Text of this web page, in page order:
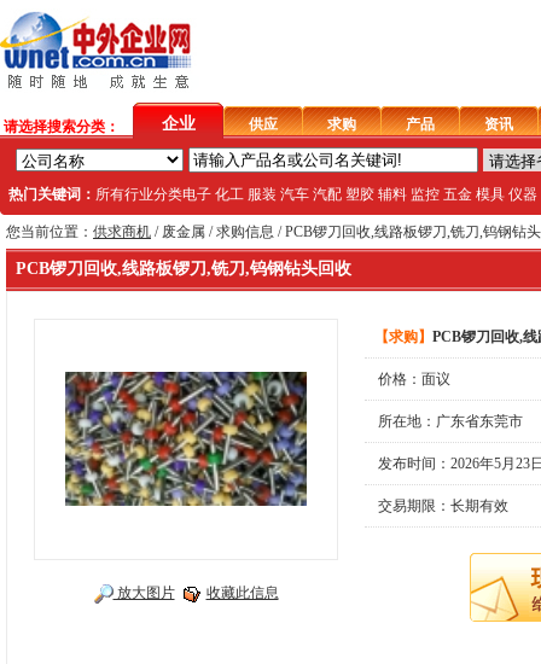
请选择搜索分类： 企业 供应 求购 产品 资讯
热门关键词： 所有行业分类电子 化工 服装 汽车 汽配 塑胶 辅料 监控 五金 模具 仪器
您当前位置： 供求商机 / 废金属 / 求购信息 / PCB锣刀回收,线路板锣刀,铣刀,钨钢钻
PCB锣刀回收,线路板锣刀,铣刀,钨钢钻头回收
放大图片 收藏此信息
【求购】 PCB锣刀回收,
价格：面议
所在地：广东省东莞市
发布时间：2026年5月23
交易期限：长期有效